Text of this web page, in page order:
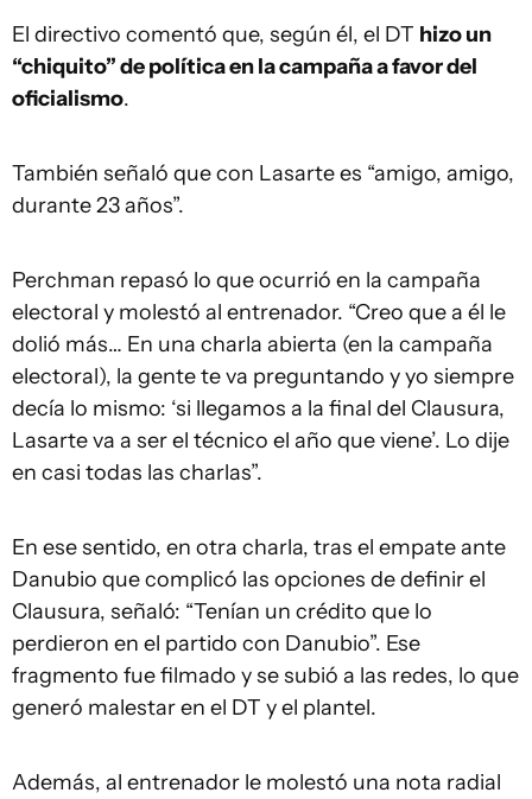
El directivo comentó que, según él, el DT hizo un
“chiquito” de política en la campaña a favor del
oficialismo.
También señaló que con Lasarte es “amigo, amigo,
durante 23 años”.
Perchman repasó lo que ocurrió en la campaña
electoral y molestó al entrenador. “Creo que a él le
dolió más… En una charla abierta (en la campaña
electoral), la gente te va preguntando y yo siempre
decía lo mismo: ‘si llegamos a la final del Clausura,
Lasarte va a ser el técnico el año que viene’. Lo dije
en casi todas las charlas”.
En ese sentido, en otra charla, tras el empate ante
Danubio que complicó las opciones de definir el
Clausura, señaló: “Tenían un crédito que lo
perdieron en el partido con Danubio”. Ese
fragmento fue filmado y se subió a las redes, lo que
generó malestar en el DT y el plantel.
Además, al entrenador le molestó una nota radial